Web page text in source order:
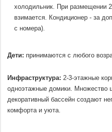
холодильник. При размещении
взимается. Кондиционер - за
с номера).
Дети: принимаются с любого
Инфраструктура: 2-3-этажные
одноэтажные домики. Множество
декоративный бассейн создают
комфорта и уюта.